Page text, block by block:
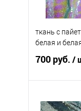
ткань с
белая и
700 руб. /